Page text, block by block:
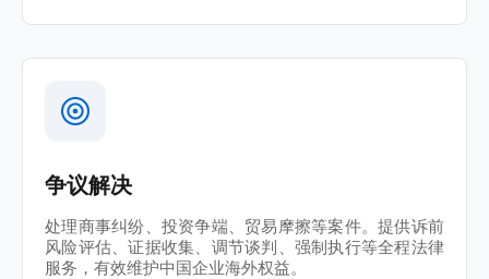
争议解决
处理商事纠纷、投资争端、贸易摩擦等案件。提供诉前
风险评估、证据收集、调节谈判、强制执行等全程法律
服务，有效维护中国企业海外权益。